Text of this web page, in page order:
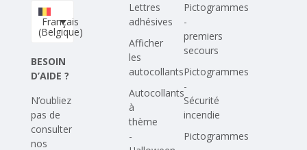
Téléchargez votre propre conception
Corona Covid-19
Français
(Belgique)
BESOIN
D’AIDE ?
N’oubliez
pas de
consulter
nos
Lettres
adhésives
Afficher
les
autocollants
Autocollants
à
thème
-
Pictogrammes
-
premiers
secours
Pictogrammes
-
Sécurité
incendie
Pictogrammes